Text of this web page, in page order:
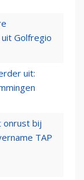
Golfregio
uit:
onrust bij
TAP